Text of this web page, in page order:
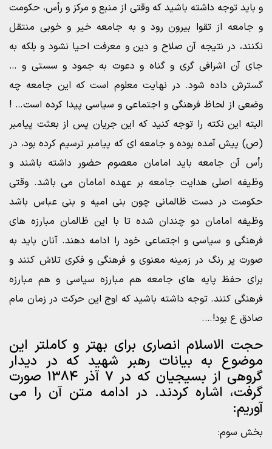
و باید توجه داشته باشید که وقتی از منبع و مرکز و رأس، حکومت
و جامعه از تقوا بیرون رود و به جامعه خیر و خوبی منتقل
نکنند، در نتیجه آن صلاح و دین و معرفت احیا نشود و بلکه به
جای آن اشرافی گری و گناه و دعوت به جمود و سستی و …
گسترش داده شود. در نهایت معلوم است که این جامعه چه
وضعی از لحاظ فرهنگی و اجتماعی و سیاسی پیدا کرده است… !
البته این نکته را توجه کنید که این جریان پس از بعثت پیامبر
(ص) پیش آمده بوده و جامعه ای که پیامبر ترسیم کرده بود، در
رأس آن جامعه باید امامان معصوم حضور داشته باشند و
وظیفه اصلی هدایت جامعه بر عهده امامان می باشد. وقتی
حکومت در دست ظالمانی چون بنی امیه و بنی عباس باشد
وظیفه امامان دو چندان شده تا با این ظالمان مبارزه های
فرهنگی و سیاسی و اجتماعی خود را ادامه دهند. آنان باید به
صورت پر رنگ در زمینه معنوی و فرهنگی و فکری تلاش کنند و
برای حفظ پایه های جامعه هم مبارزه سیاسی و هم مبارزه
فرهنگی کنند. توجه داشته باشید که اوج این حرکت در زمان مام
صادق ع بود!….
حجت الاسلام انصاری برای بهتر و کاملتر این
موضوع به بیانات رهبر شهید که در دیدار
گروهی از بسیجیان که در ۷ آذر ۱۳۸۴ صورت
گرفت، اشاره کردند. در ادامه متن آن را می
آوریم:
بخش سوم: